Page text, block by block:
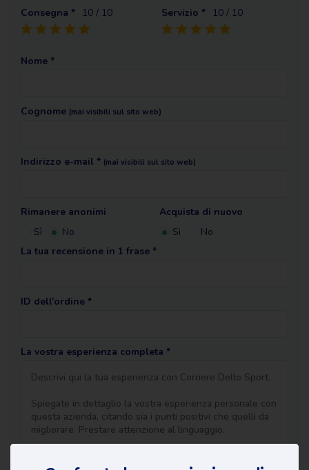
Consegna * 10 / 10 Servizio * 10 / 10
Nome *
Cognome (mai visibili sul sito web)
Indirizzo e-mail * (mai visibili sul sito web)
Rimanere anonimi
Sì
No
Acquista di nuovo
Sì
No
La tua recensione in 1 frase *
ID dell'ordine *
La vostra esperienza completa *